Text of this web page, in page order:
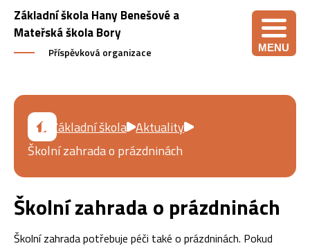
Základní škola Hany Benešové a
Mateřská škola Bory
Příspěvková organizace MENU
Základní škola Aktuality
Školní zahrada o prázdninách
Školní zahrada o prázdninách
Školní zahrada potřebuje péči také o prázdninách. Pokud